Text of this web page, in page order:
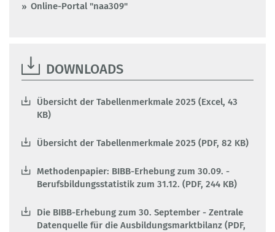
Online-Portal "naa309"
DOWNLOADS
Übersicht der Tabellenmerkmale 2025 (Excel, 43
KB)
Übersicht der Tabellenmerkmale 2025 (PDF, 82 KB)
Methodenpapier: BIBB-Erhebung zum 30.09. -
Berufsbildungsstatistik zum 31.12. (PDF, 244 KB)
Die BIBB-Erhebung zum 30. September - Zentrale
Datenquelle für die Ausbildungsmarktbilanz (PDF,